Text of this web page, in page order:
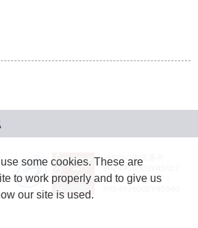
JASRAC許諾番号：
9024936001Y45037
JASRAC許諾番号：
some cookies. These are
to work properly and to give us
our site is used.